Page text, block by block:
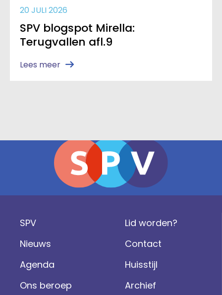
20 JULI 2026
SPV blogspot Mirella:
Terugvallen afl.9
Lees meer
SPV
Nieuws
Agenda
Ons beroep
Lid worden?
Contact
Huisstijl
Archief